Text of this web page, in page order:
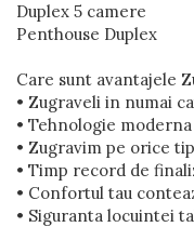
Școli Si Gradinițe
Duplex 5 camere
Penthouse Duplex
Care sunt avantajele
• Zugraveli in numai
• Tehnologie moderna
• Zugravim pe orice
• Timp record de
• Confortul tau
• Siguranta locuintei